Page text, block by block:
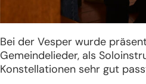
Bei der Vesper wurde
Gemeindelieder, als
Konstellationen sehr gut